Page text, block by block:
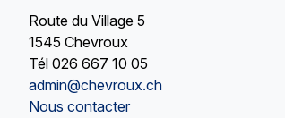
Route du Village 5
1545 Chevroux
Tél 026 667 10 05
admin@chevroux.ch
Nous contacter